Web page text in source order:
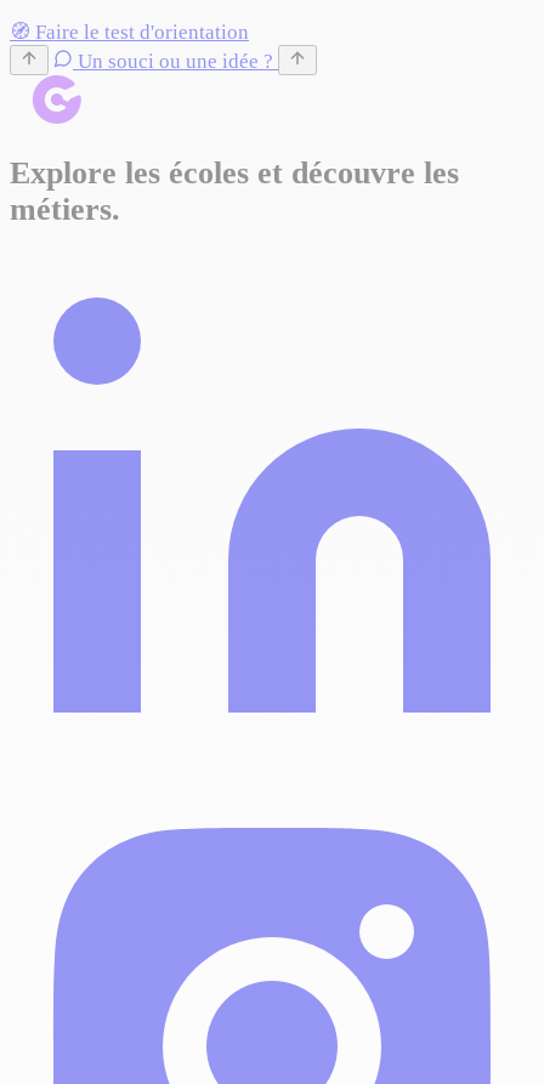
🧭 Faire le test d'orientation
Un souci ou une idée ?
Explore les écoles et découvre les
métiers.